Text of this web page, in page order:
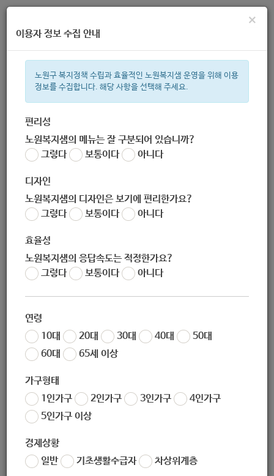
주간 인기검색어
한눈으로 보는 복지 정보
×
이용자 정보 수집 안내
노원구 복지정책 수립과 효율적인 노원복지샘 운영을 위해 이용
정보를 수집합니다. 해당 사항을 선택해 주세요.
편리성
노원복지샘의 메뉴는 잘 구분되어 있습니까?
그렇다
보통이다 아니다
디자인
노원복지샘의 디자인은 보기에 편리한가요?
그렇다
보통이다 아니다
효율성
노원복지샘의 응답속도는 적정한가요?
그렇다
보통이다 아니다
연령
10대
20대 30대 40대
50대
60대
65세 이상
가구형태
1인가구
2인가구 3인가구
4인가구
5인가구 이상
경제상황
일반
기초생활수급자 차상위계층
[종로구 다문화가족지원센터] 서울가족학교 예비부부교실 '우리,
결혼할까요' (-10.31)
작성자 노원 복지샘
작성일 2020-10-26 10:07